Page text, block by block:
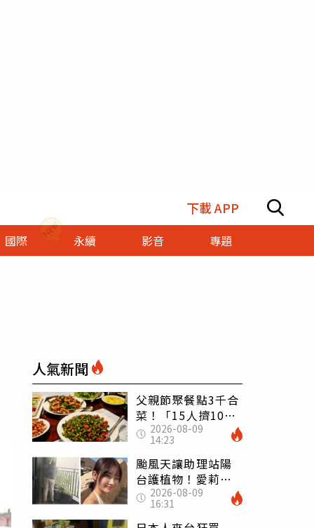
下載 APP
國際 永續 影音 專題
人氣新聞
父親節聚餐點3千合
菜！「15人擠10人
桌」她餓到崩潰
網傻眼：讓店家看
笑話
2026-08-09
14:23
颱風天讓助理站陽
台護植物！愛莉莎
莎挨轟 笑回：他
不會被吹出去
2026-08-09
16:31